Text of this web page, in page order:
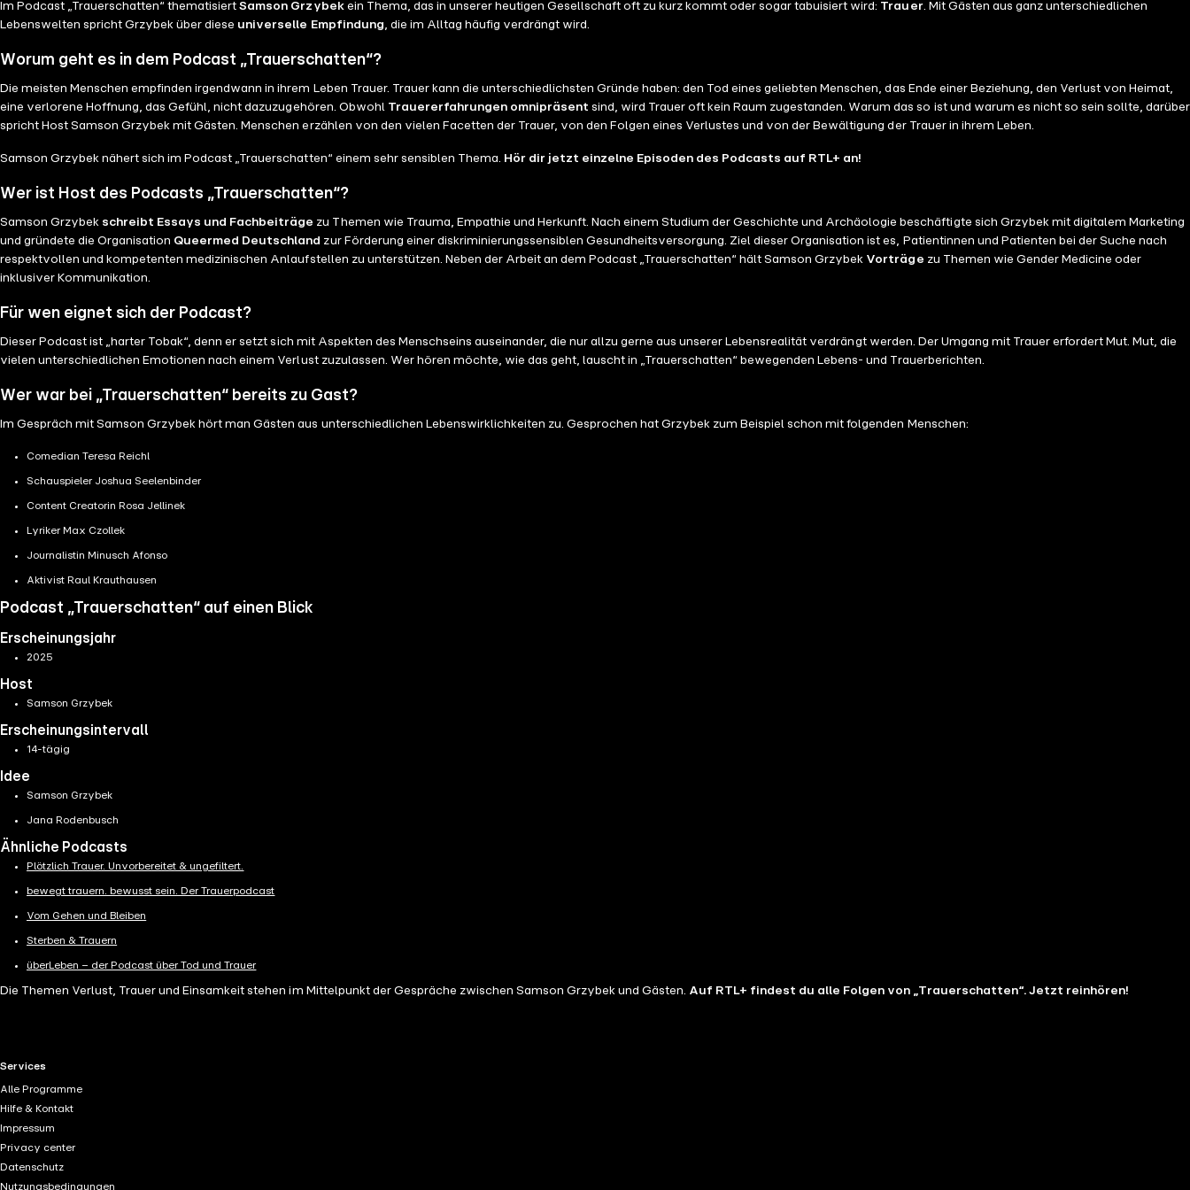
[https://steadyhq.com/de/trauerschatten/about](https://steadyhq.com/de/trauerschatten/about) ⬇️ ?**Idee, Redaktion und Produktion:** [Samson Grzybek](https://samsongrzybek.de/) ?
**Idee und Cover:** [Jana Rodenbusch](https://www.janarodenbusch.de/) ?**Sounddesign und Kompositionen:** [Gin Bali](https://www.instagram.com/gin.bali/) ➡️[Alice neues Buch "Anti
Folge auf der Podcast-Plattform deiner Wahl, damit ihn noch mehr Menschen finden können! ?Teile den Podcast mit deinen Freund*innen, Bekannten oder Familienmitgliedern! ?Wenn du den
Produktion:** [Samson Grzybek](https://samsongrzybek.de/) ?**Idee und Cover:** [Jana Rodenbusch](https://www.janarodenbusch.de/) ?**Sounddesign und Kompositionen:** [Gin Bali]
(https://www.instagram.com/gin.bali/)
Im Podcast „Trauerschatten“ thematisiertSamson Grzybekein Thema, das in unserer heutigen Gesellschaft oft zu kurz kommt oder sogar tabuisiert wird: Trauer. Mit Gästen aus ganz unterschiedlichen
Lebenswelten spricht Grzybek über diese universelle Empfindung, die im Alltag häufig verdrängt wird.
Worum geht es in dem Podcast „Trauerschatten“?
Die meisten Menschen empfinden irgendwann in ihrem Leben Trauer. Trauer kann die unterschiedlichsten Gründe haben: den Tod eines geliebten Menschen, das Ende einer Beziehung, den Verlust von Heimat,
eine verlorene Hoffnung, das Gefühl, nicht dazuzugehören. Obwohl Trauererfahrungen omnipräsent sind, wird Trauer oft kein Raum zugestanden. Warum das so ist und warum es nicht so sein sollte, darüber
spricht Host Samson Grzybek mit Gästen. Menschen erzählen von den vielen Facetten der Trauer, von den Folgen eines Verlustes und von der Bewältigung der Trauer in ihrem Leben.
Samson Grzybek nähert sich im Podcast „Trauerschatten“ einem sehr sensiblen Thema. Hör dir jetzt einzelne Episoden des Podcasts auf RTL+ an!
Wer ist Host des Podcasts „Trauerschatten“?
Samson Grzybek schreibt Essays und Fachbeiträge zu Themen wie Trauma, Empathie und Herkunft. Nach einem Studium der Geschichte und Archäologie beschäftigte sich Grzybek mit digitalem Marketing
und gründete die Organisation Queermed Deutschland zur Förderung einer diskriminierungssensiblen Gesundheitsversorgung. Ziel dieser Organisation ist es, Patientinnen und Patienten bei der Suche nach
respektvollen und kompetenten medizinischen Anlaufstellen zu unterstützen. Neben der Arbeit an dem Podcast „Trauerschatten“ hält Samson Grzybek Vorträge zu Themen wie Gender Medicine oder
inklusiver Kommunikation.
Für wen eignet sich der Podcast?
Dieser Podcast ist „harter Tobak“, denn er setzt sich mit Aspekten des Menschseins auseinander, die nur allzu gerne aus unserer Lebensrealität verdrängt werden. Der Umgang mit Trauer erfordert Mut. Mut, die
vielen unterschiedlichen Emotionen nach einem Verlust zuzulassen. Wer hören möchte, wie das geht, lauscht in „Trauerschatten“ bewegenden Lebens- und Trauerberichten.
Wer war bei „Trauerschatten“ bereits zu Gast?
Im Gespräch mit Samson Grzybek hört man Gästen aus unterschiedlichen Lebenswirklichkeiten zu. Gesprochen hat Grzybek zum Beispiel schon mit folgenden Menschen:
Comedian Teresa Reichl
Schauspieler Joshua Seelenbinder
Content Creatorin Rosa Jellinek
Lyriker Max Czollek
Journalistin Minusch Afonso
Aktivist Raul Krauthausen
Podcast „Trauerschatten“ auf einen Blick
Erscheinungsjahr
2025
Host
Samson Grzybek
Erscheinungsintervall
14-tägig
Idee
Samson Grzybek
Jana Rodenbusch
Ähnliche Podcasts
Plötzlich Trauer. Unvorbereitet & ungefiltert.
bewegt trauern. bewusst sein. Der Trauerpodcast
Vom Gehen und Bleiben
Sterben & Trauern
überLeben – der Podcast über Tod und Trauer
Die Themen Verlust, Trauer und Einsamkeit stehen im Mittelpunkt der Gespräche zwischen Samson Grzybek und Gästen. Auf RTL+ findest du alle Folgen von „Trauerschatten“. Jetzt reinhören!
RTL+ useful links.
Services
Alle Programme
Hilfe & Kontakt
Impressum
Privacy center
Datenschutz
Nutzungsbedingungen